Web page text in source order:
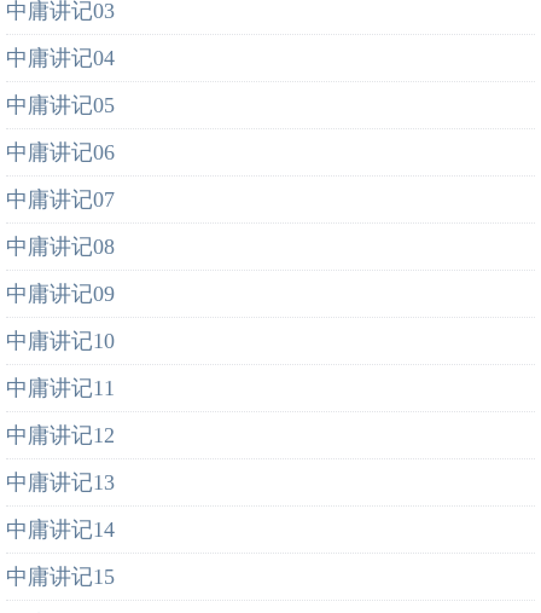
中庸讲记03
中庸讲记04
中庸讲记05
中庸讲记06
中庸讲记07
中庸讲记08
中庸讲记09
中庸讲记10
中庸讲记11
中庸讲记12
中庸讲记13
中庸讲记14
中庸讲记15